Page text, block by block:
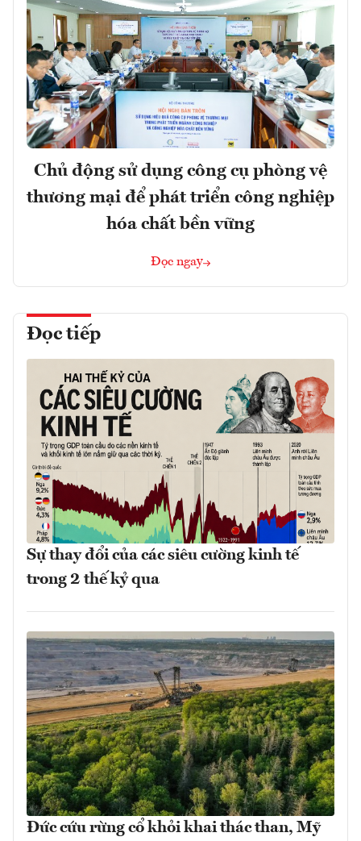
Chủ động sử dụng công cụ phòng vệ
thương mại để phát triển công nghiệp
hóa chất bền vững
Đọc ngay
Đọc tiếp
Sự thay đổi của các siêu cường kinh tế
trong 2 thế kỷ qua
Đức cứu rừng cổ khỏi khai thác than, Mỹ